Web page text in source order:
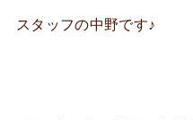
スタッフの中野です♪